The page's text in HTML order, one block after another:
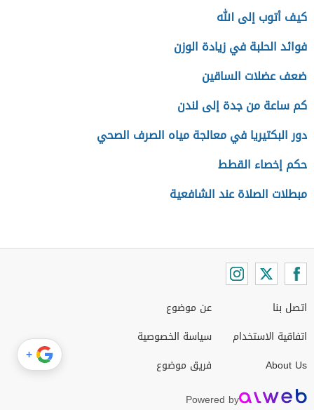
كيف أتوب إلى الله
فوائد الحلبة في زيادة الوزن
ضعف عضلات الساقين
كم ساعة من جدة إلى لندن
دور البكتيريا في معالجة مياه الصرف الصحي
حكم إخصاء القطط
مبطلات الصلاة عند الشافعية
اتصل بنا
اتفاقية الاستخدام
About Us
عن موضوع
سياسة الخصوصية
فريق موضوع
Powered by
+